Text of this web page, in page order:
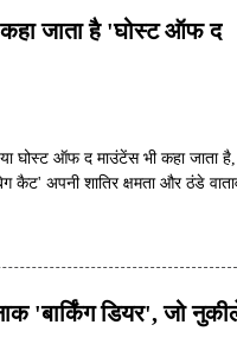
कहा जाता है 'घोस्ट ऑफ द
घोस्ट ऑफ द माउंटेंस भी कहा जाता
कैट' अपनी शातिर क्षमता और ठंडे
'बार्किंग डियर', जो